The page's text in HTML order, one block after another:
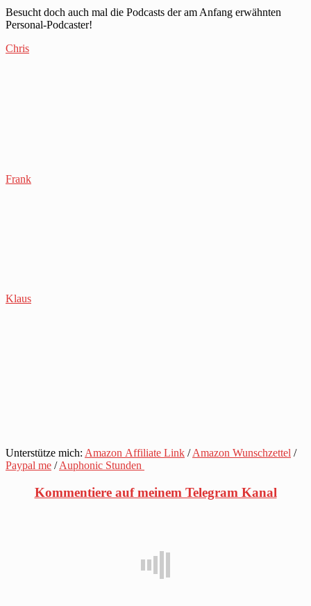
Besucht doch auch mal die Podcasts der am Anfang erwähnten
Personal-Podcaster!
Chris
Frank
Klaus
Unterstütze mich: Amazon Affiliate Link /Amazon Wunschzettel /
Paypal me /Auphonic Stunden
Kommentiere auf meinem Telegram Kanal